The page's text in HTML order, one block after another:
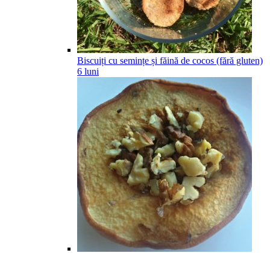
Biscuiți cu semințe și făină de cocos (fără gluten)
6 luni